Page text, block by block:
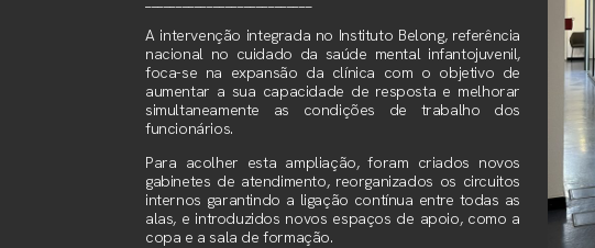
A intervenção integrada no Instituto Belong, referência
nacional no cuidado da saúde mental infantojuvenil,
foca-se na expansão da clínica com o objetivo de
aumentar a sua capacidade de resposta e melhorar
simultaneamente as condições de trabalho dos
funcionários.
Para acolher esta ampliação, foram criados novos
gabinetes de atendimento, reorganizados os circuitos
internos garantindo a ligação contínua entre todas as
alas, e introduzidos novos espaços de apoio, como a
copa e a sala de formação.